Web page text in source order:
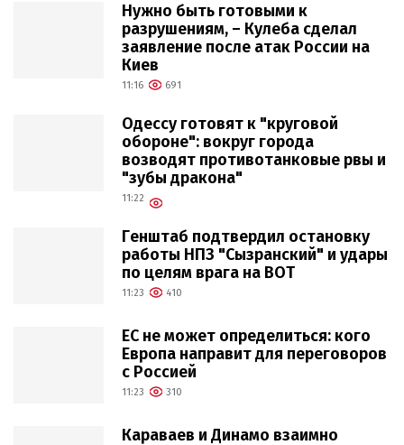
Нужно быть готовыми к
разрушениям, – Кулеба сделал
заявление после атак России на
Киев
11:16 691
Одессу готовят к "круговой
обороне": вокруг города
возводят противотанковые рвы и
"зубы дракона"
11:22
Генштаб подтвердил остановку
работы НПЗ "Сызранский" и удары
по целям врага на ВОТ
11:23 410
ЕС не может определиться: кого
Европа направит для переговоров
с Россией
11:23 310
Караваев и Динамо взаимно